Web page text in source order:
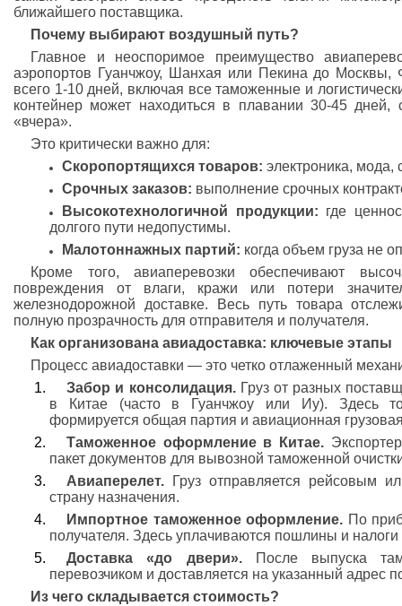
ближайшего поставщика.
Почему выбирают воздушный путь?
Главное и неоспоримое преимущество
аэропортов Гуанчжоу, Шанхая или Пекина до Москвы,
всего 1-10 дней, включая все таможенные и
контейнер может находиться в плавании 30-45 дней,
«вчера».
Это критически важно для:
Скоропортящихся товаров: электроника,
Срочных заказов: выполнение срочных
Высокотехнологичной продукции: где
долгого пути недопустимы.
Малотоннажных партий: когда объем груза не
Кроме того, авиаперевозки обеспечивают
повреждения от влаги, кражи или потери
железнодорожной доставке. Весь путь товара
полную прозрачность для отправителя и получателя.
Как организована авиадоставка: ключевые этапы
Процесс авиадоставки — это четко отлаженный
Забор и консолидация.Груз от разных
в Китае (часто в Гуанчжоу или Иу). Здесь
формируется общая партия и авиационная
Таможенное оформление в Китае.
пакет документов для вывозной таможенной
Авиаперелет. Груз отправляется рейсовым
страну назначения.
Импортное таможенное оформление. По
получателя. Здесь уплачиваются пошлины и
Доставка «до двери».После выпуска
перевозчиком и доставляется на указанный адрес
Из чего складывается стоимость?